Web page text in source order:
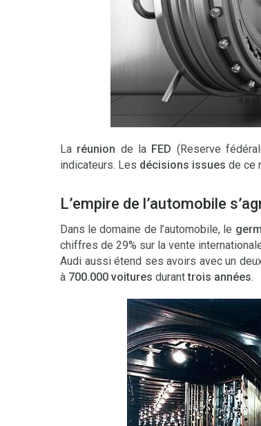
La réunion de la FED (Reserve
indicateurs. Les décisions issues de ce
L’empire de l’automobile
Dans le domaine de l’automobile, le
chiffres de 29% sur la vente
Audi aussi étend ses avoirs avec un
à 700.000 voitures duranttrois années.